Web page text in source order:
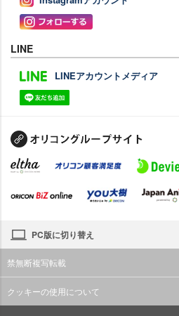
LINE
LINEアカウントメディア
PC版に切り替え
禁無断複写転載
クッキーの使用について